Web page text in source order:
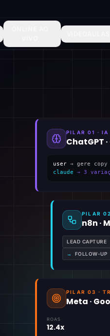
PILAR 01 · IA
ChatGPT
user → gere copy
claude → 3
PILAR
n8n ·
LEAD CAPTURE
→ FOLLOW-UP
PILAR 03 ·
Meta ·
ROAS
12.4x